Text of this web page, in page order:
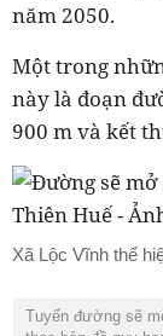
năm 2050.
Một trong
này là đoạn
900 m và kết
Xã Lộc Vĩnh thể
Tuyến đường sẽ